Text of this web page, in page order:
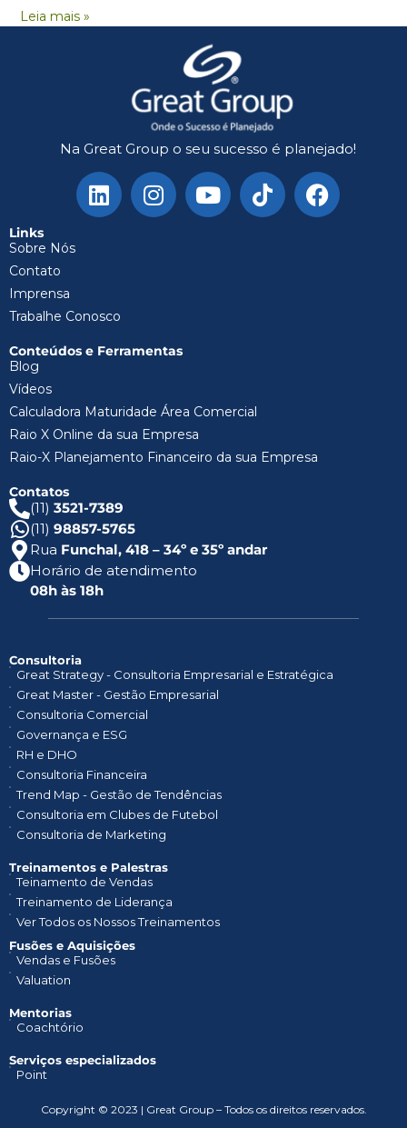
Leia mais »
Na Great Group o seu sucesso é planejado!
Links
Sobre Nós
Contato
Imprensa
Trabalhe Conosco
Conteúdos e Ferramentas
Blog
Vídeos
Calculadora Maturidade Área Comercial
Raio X Online da sua Empresa
Raio-X Planejamento Financeiro da sua Empresa
Contatos
(11) 3521-7389
(11) 98857-5765
Rua Funchal, 418 – 34º e 35º andar
Horário de atendimento
08h às 18h
Consultoria
Great Strategy - Consultoria Empresarial e Estratégica
Great Master - Gestão Empresarial
Consultoria Comercial
Governança e ESG
RH e DHO
Consultoria Financeira
Trend Map - Gestão de Tendências
Consultoria em Clubes de Futebol
Consultoria de Marketing
Treinamentos e Palestras​
Teinamento de Vendas
Treinamento de Liderança
Ver Todos os Nossos Treinamentos
Fusões e Aquisições
Vendas e Fusões
Valuation
Mentorias
Coachtório
Serviços especializados
Point
Copyright © 2023 | Great Group – Todos os direitos reservados.